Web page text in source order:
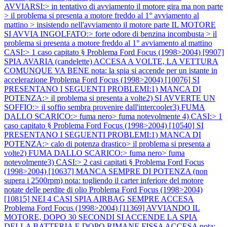
AVVIARSI:> in tentativo di avviamento il motore gira ma non parte
> il problema si presenta a motore freddo al 1° avviamento al
mattino > insistendo nell'avviamento il motore parte IL MOTORE
SI AVVIA INGOLFATO:> forte odore di benzina incombusta > il
problema si presenta a motore freddo al 1° avviamento al mattino
CASI:> 1 caso capitato § Problema Ford Focus (1998>2004) [9907]
SPIA AVARIA (candelette) ACCESA A VOLTE, LA VETTURA
COMUNQUE VA BENE nota: la spia si accende per un istante in
accelerazione Problema Ford Focus (1998>2004) [10076] SI
PRESENTANO I SEGUENTI PROBLEMI:1) MANCA DI
POTENZA:> il problema si presenta a volte2) SI AVVERTE UN
SOFFIO:> il soffio sembra provenire dall'intercooler3) FUMA
DALLO SCARICO:> fuma nero> fuma notevolmente 4) CASI:> 1
caso capitato § Problema Ford Focus (1998>2004) [10540] SI
PRESENTANO I SEGUENTI PROBLEMI:1) MANCA DI
POTENZA:> calo di potenza drastico> il problema si presenta a
volte2) FUMA DALLO SCARICO:> fuma nero> fuma
notevolmente3) CASI:> 2 casi capitati § Problema Ford Focus
(1998>2004) [10637] MANCA SEMPRE DI POTENZA (non
supera i 2500rpm) nota: togliendo il carter inferiore del motore
notate delle perdite di olio Problema Ford Focus (1998>2004)
[10815] NEI 4 CASI SPIA AIRBAG SEMPRE ACCESA
Problema Ford Focus (1998>2004) [11369] AVVIANDO IL
MOTORE, DOPO 30 SECONDI SI ACCENDE LA SPIA